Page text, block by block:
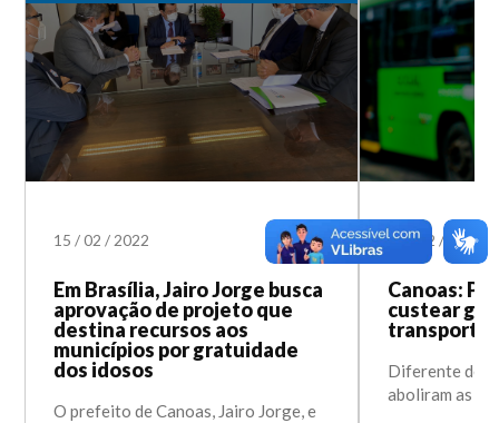
15 /02 /2022
Em Brasília, Jairo Jorge busca
aprovação de projeto que
destina recursos aos
municípios por gratuidade
dos idosos
O prefeito de Canoas, Jairo Jorge, e
28/12 / 2021
Canoas:
custear
transporte
Diferente de
aboliram as